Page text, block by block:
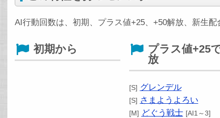
AI行動回数は、初期、プラス値+25、+50解放、新生
初期から
プラス値+25
放
[S] グレンデル
[S] さまようよろい
[M] どぐう戦士 [AI1～3]